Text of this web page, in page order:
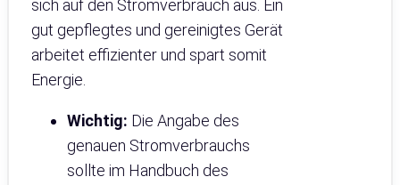
sich auf den Stromverbrauch aus. Ein
gut gepflegtes und gereinigtes Gerät
arbeitet effizienter und spart somit
Energie.
Wichtig: Die Angabe des
genauen Stromverbrauchs
sollte im Handbuch des